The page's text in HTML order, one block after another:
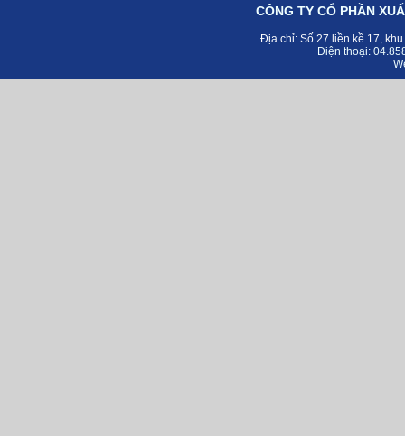
CÔNG TY CỔ PHẦN
Địa chỉ: Số 27 liền kề 17,
Điện thoại: